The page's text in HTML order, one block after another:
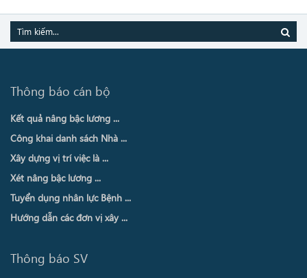
Thông báo cán bộ
Kết quả nâng bậc lương ...
Công khai danh sách Nhà ...
Xây dựng vị trí việc là ...
Xét nâng bậc lương ...
Tuyển dụng nhân lực Bệnh ...
Hướng dẫn các đơn vị xây ...
Thông báo SV